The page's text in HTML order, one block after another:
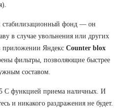
стабилизационный фонд — он
в случае увольнения или других
приложении Яндекс Counter blox
фильтры, позволяющие быстрее
составом.
С функцией приема наличных. И
и никакого раздражения не будет.